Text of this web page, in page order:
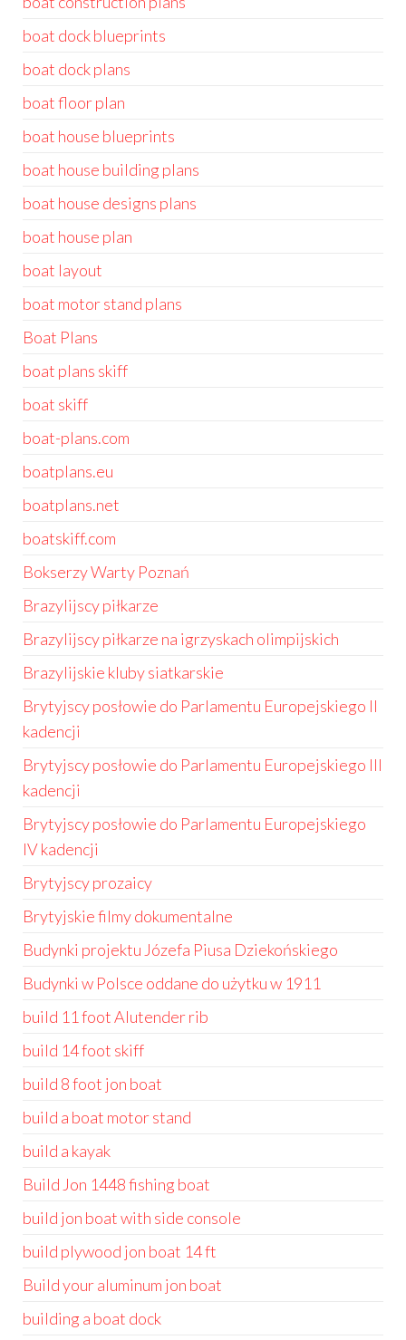
boat dock blueprints
boat dock plans
boat floor plan
boat house blueprints
boat house building plans
boat house designs plans
boat house plan
boat layout
boat motor stand plans
Boat Plans
boat plans skiff
boat skiff
boat-plans.com
boatplans.eu
boatplans.net
boatskiff.com
Bokserzy Warty Poznań
Brazylijscy piłkarze
Brazylijscy piłkarze na igrzyskach olimpijskich
Brazylijskie kluby siatkarskie
Brytyjscy posłowie do Parlamentu Europejskiego II
kadencji
Brytyjscy posłowie do Parlamentu Europejskiego III
kadencji
Brytyjscy posłowie do Parlamentu Europejskiego
IV kadencji
Brytyjscy prozaicy
Brytyjskie filmy dokumentalne
Budynki projektu Józefa Piusa Dziekońskiego
Budynki w Polsce oddane do użytku w 1911
build 11 foot Alutender rib
build 14 foot skiff
build 8 foot jon boat
build a boat motor stand
build a kayak
Build Jon 1448 fishing boat
build jon boat with side console
build plywood jon boat 14 ft
Build your aluminum jon boat
building a boat dock